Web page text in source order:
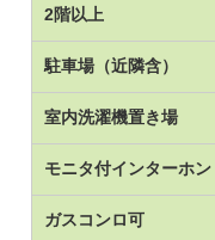
2階以上
駐車場（近隣含）
室内洗濯機置き場
モニタ付インターホン
ガスコンロ可